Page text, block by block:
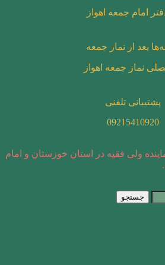
امام جمعه اهواز
بعد از نماز جمعه
نماز جمعه اهواز
پشتیبانی تلفنی
09215410920
ولی فقیه در استان خوزستان و امام
جستجو